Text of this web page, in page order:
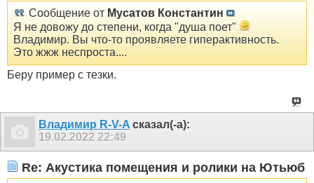
Сообщение от Мусатов Константин
Я не довожу до степени, когда "душа поет"
Владимир. Вы что-то проявляете гиперактивность.
Это жжж неспроста....
Беру пример с тезки.
Владимир R-V-A сказал(-а):
19.02.2022 22:49
Re: Акустика помещения и ролики на Ютьюб